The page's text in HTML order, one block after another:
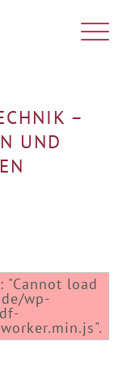
–
UND
load
wp-